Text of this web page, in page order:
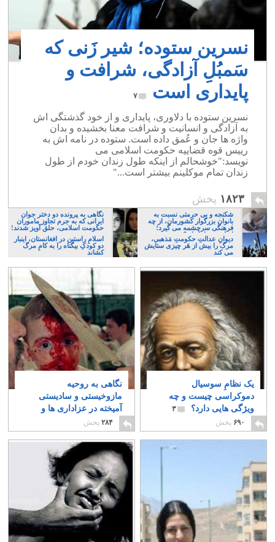
نسرین ستوده؛ شیر زَنی که
سَمبُلِ آزادگی، شرافت و
پایداری است
۷
نسرین ستوده با دلاوری، پایداری و از خود گذشتگی اش
به آزادگی و انسانیت و شرافت معنا بخشیده و بدان
واژه ها جان و عُمق داده است. ستوده در نامه اش به
رییس قوه قضاییه حکومت اسلامی می
نویسد:"خوشحالم از اینکه طول زندان خودم از طول
زندان تمام موکلینم بیشتر است..."
۱۸۲۳ پخش
شکنجه و بی حرمتی نسبت به
بانوان بزرگوار کشورمان، از چه
فرهنگی سرچشمه می گیرد؛
ایرانی، و یا تازیان؟
نگاهی به پرونده دو دختر جوان
ایرانی که به جرم تجاوز ماموران
حکومت اسلامی، حلق آویز شدند!
دیوانِ عدالتِ حکومتِ مَذهبی،
مرگ را بیش از هَر چیزی ستایش
می کند
اسلامِ راستین در افغانستان، اینبار
دو کودکِ بیگناه را به کامِ مرگ
کشاند
یک نظامِ سوسیال
دموکراسی چیست و چه
ویژگی هایی دارد؟
۳
۶۹۰ پخش
نگاهی به روحیه
مازوخیستی و سادیستی
آمیخته در عزاداری ها و
قوانین مذهبی
۲۸۴ پخش